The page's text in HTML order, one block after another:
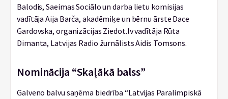
Balodis, Saeimas Sociālo un darba lietu komisijas
vadītāja Aija Barča, akadēmiķe un bērnu ārste Dace
Gardovska, organizācijas Ziedot.lv vadītāja Rūta
Dimanta, Latvijas Radio žurnālists Aidis Tomsons.
Nominācija “Skaļākā balss”
Galveno balvu saņēma biedrība “Latvijas Paralimpiskā